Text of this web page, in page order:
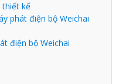
kế
phát điện bộ Weichai
điện bộ Weichai